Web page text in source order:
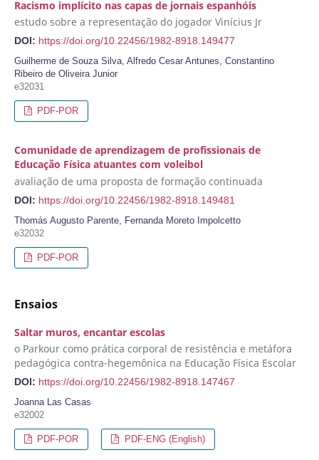
Racismo implícito nas capas de jornais espanhóis
estudo sobre a representação do jogador Vinícius Jr
DOI: https://doi.org/10.22456/1982-8918.149477
Guilherme de Souza Silva, Alfredo Cesar Antunes, Constantino
Ribeiro de Oliveira Junior
e32031
PDF-POR
Comunidade de aprendizagem de profissionais de
Educação Física atuantes com voleibol
avaliação de uma proposta de formação continuada
DOI: https://doi.org/10.22456/1982-8918.149481
Thomás Augusto Parente, Fernanda Moreto Impolcetto
e32032
PDF-POR
Ensaios
Saltar muros, encantar escolas
o Parkour como prática corporal de resistência e metáfora
pedagógica contra-hegemônica na Educação Física Escolar
DOI: https://doi.org/10.22456/1982-8918.147467
Joanna Las Casas
e32002
PDF-POR PDF-ENG (English)